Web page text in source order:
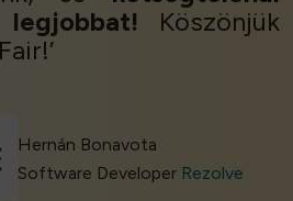
Köszönjük
Hernán Bonavota
Software Developer Rezolve